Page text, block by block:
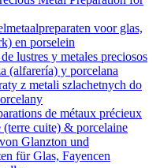
voor glas,
en porselein
lustres y metales preciosos
(alfarería) y porcelana
z metali szlachetnych do
de métaux précieux
(terre cuite) & porcelaine
Glanzton und
für Glas, Fayencen